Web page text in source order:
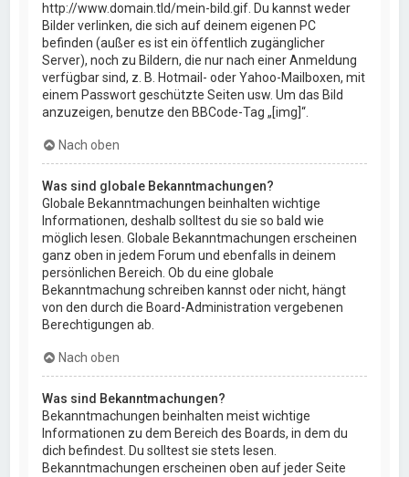
http://www.domain.tld/mein-bild.gif. Du kannst weder
Bilder verlinken, die sich auf deinem eigenen PC
befinden (außer es ist ein öffentlich zugänglicher
Server), noch zu Bildern, die nur nach einer Anmeldung
verfügbar sind, z. B. Hotmail- oder Yahoo-Mailboxen, mit
einem Passwort geschützte Seiten usw. Um das Bild
anzuzeigen, benutze den BBCode-Tag „[img]“.
Nach oben
Was sind globale Bekanntmachungen?
Globale Bekanntmachungen beinhalten wichtige
Informationen, deshalb solltest du sie so bald wie
möglich lesen. Globale Bekanntmachungen erscheinen
ganz oben in jedem Forum und ebenfalls in deinem
persönlichen Bereich. Ob du eine globale
Bekanntmachung schreiben kannst oder nicht, hängt
von den durch die Board-Administration vergebenen
Berechtigungen ab.
Nach oben
Was sind Bekanntmachungen?
Bekanntmachungen beinhalten meist wichtige
Informationen zu dem Bereich des Boards, in dem du
dich befindest. Du solltest sie stets lesen.
Bekanntmachungen erscheinen oben auf jeder Seite